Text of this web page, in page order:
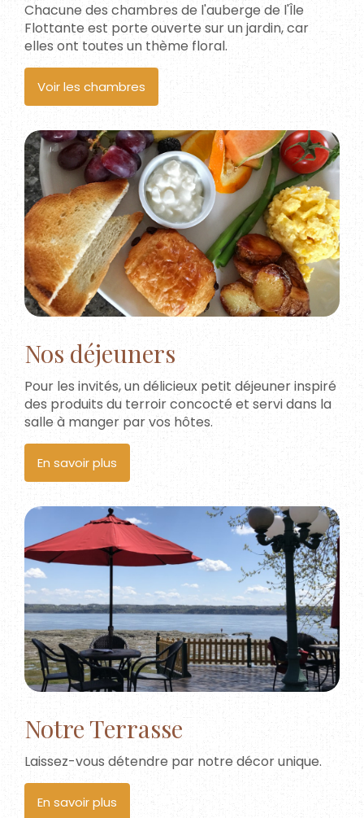
Chacune des chambres de l'auberge de l'Île
Flottante est porte ouverte sur un jardin, car
elles ont toutes un thème floral.
Voir les chambres
Nos déjeuners
Pour les invités, un délicieux petit déjeuner inspiré
des produits du terroir concocté et servi dans la
salle à manger par vos hôtes.
En savoir plus
Notre Terrasse
Laissez-vous détendre par notre décor unique.
En savoir plus